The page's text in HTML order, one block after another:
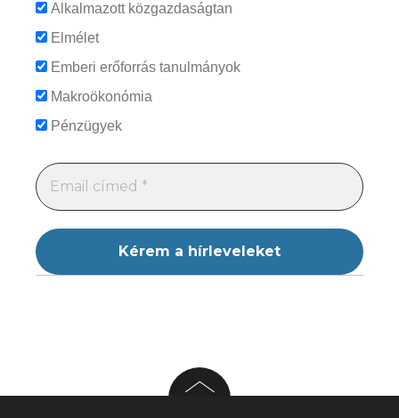
Alkalmazott közgazdaságtan
Elmélet
Emberi erőforrás tanulmányok
Makroökonómia
Pénzügyek